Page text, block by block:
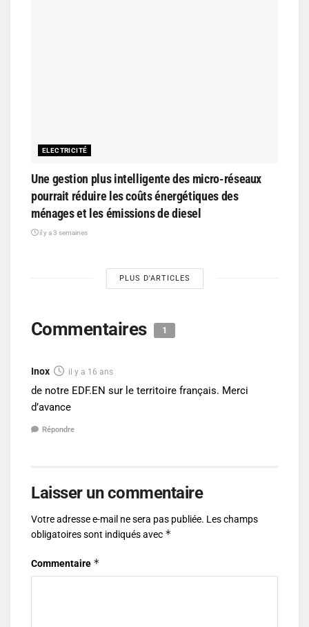
ELECTRICITÉ
Une gestion plus intelligente des micro-réseaux
pourrait réduire les coûts énergétiques des
ménages et les émissions de diesel
il y a 3 semaines
PLUS D'ARTICLES
Commentaires 1
Inox il y a 16 ans
de notre EDF.EN sur le territoire français. Merci
d’avance
Répondre
Laisser un commentaire
Votre adresse e-mail ne sera pas publiée. Les champs
obligatoires sont indiqués avec *
Commentaire *